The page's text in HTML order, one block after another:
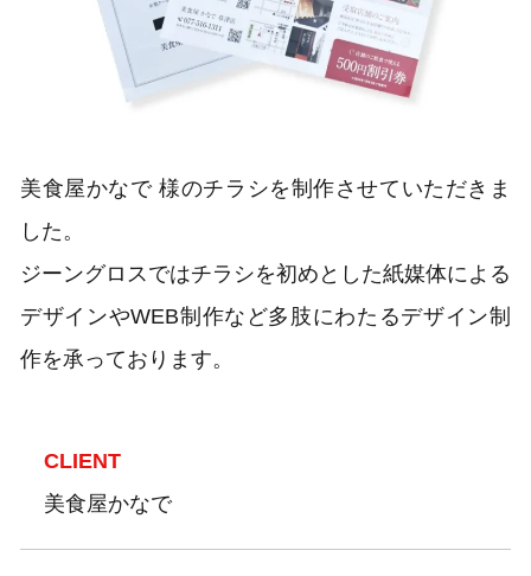
美食屋かなで 様のチラシを制作させていただきま
した。
ジーングロスではチラシを初めとした紙媒体による
デザインやWEB制作など多肢にわたるデザイン制
作を承っております。
CLIENT
美食屋かなで